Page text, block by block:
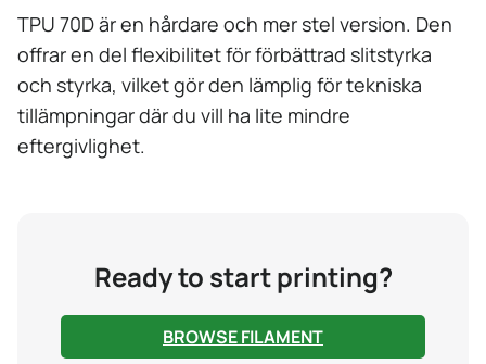
TPU 70D är en hårdare och mer stel version. Den
offrar en del flexibilitet för förbättrad slitstyrka
och styrka, vilket gör den lämplig för tekniska
tillämpningar där du vill ha lite mindre
eftergivlighet.
Ready to start printing?
BROWSE FILAMENT